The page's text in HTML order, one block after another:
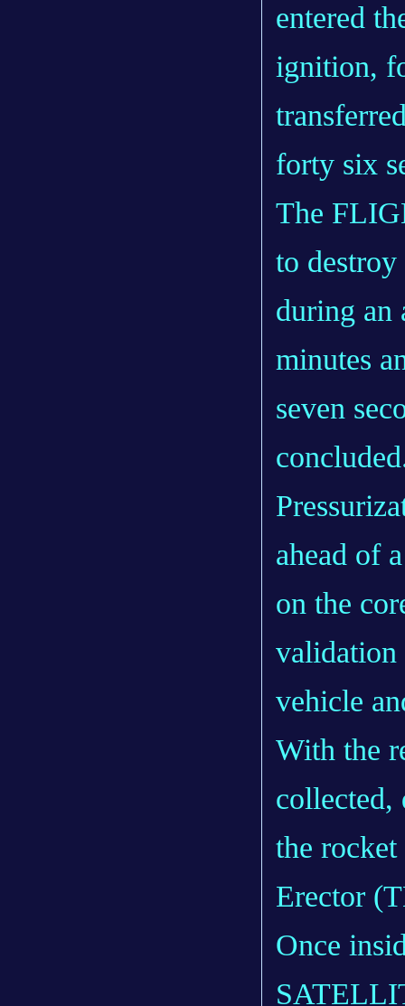
entered
ignition,
forty six
The
to
during an
minutes
seven
ahead of
on the
validation
vehicle
With the
collected,
the
Erector
Once